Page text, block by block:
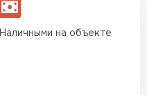
Наличными на объекте